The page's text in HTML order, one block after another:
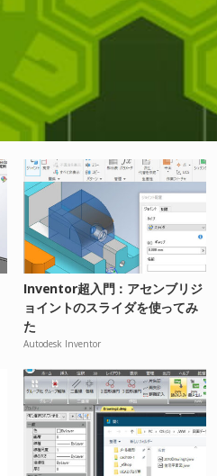
Inventor超入門：アセンブリジ
ョイントのスライダを使ってみ
た
Autodesk Inventor